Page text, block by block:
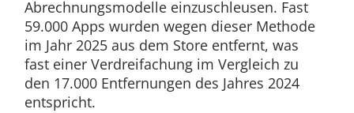
Abrechnungsmodelle einzuschleusen. Fast
59.000 Apps wurden wegen dieser Methode
im Jahr 2025 aus dem Store entfernt, was
fast einer Verdreifachung im Vergleich zu
den 17.000 Entfernungen des Jahres 2024
entspricht.